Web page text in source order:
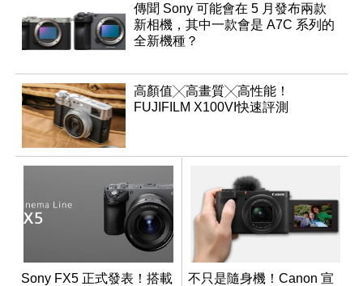
傳聞 Sony 可能會在 5 月發布兩款
新相機，其中一款會是 A7C 系列的
全新機種？
高顏值╳高畫質╳高性能！
FUJIFILM X100VI快速評測
Sony FX5 正式發表！搭載
不只是隨身機！Canon 宣